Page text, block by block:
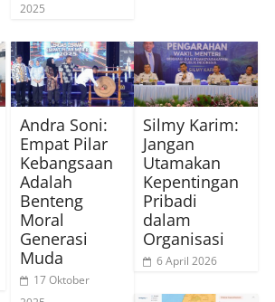
2025
Andra Soni:
Empat Pilar
Kebangsaan
Adalah
Benteng
Moral
Generasi
Muda
17 Oktober
Silmy Karim:
Jangan
Utamakan
Kepentingan
Pribadi
dalam
Organisasi
6 April 2026